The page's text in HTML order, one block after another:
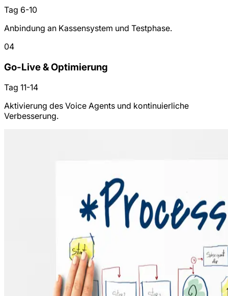
Tag 6-10
Anbindung an Kassensystem und Testphase.
04
Go-Live & Optimierung
Tag 11-14
Aktivierung des Voice Agents und kontinuierliche
Verbesserung.